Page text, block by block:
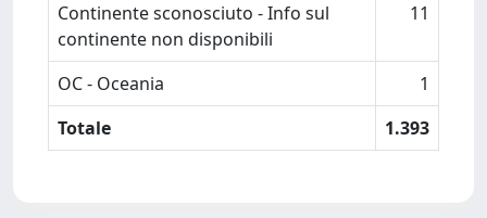
Continente sconosciuto - Info sul
continente non disponibili
11
OC - Oceania
1
Totale
1.393